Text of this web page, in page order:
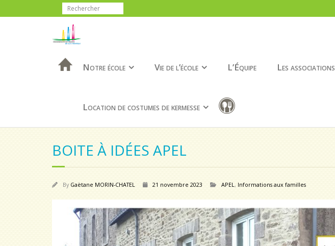
Notre école Vie de l’école L’Équipe Les associations
Location de costumes de kermesse
BOITE À IDÉES APEL
By Gaëtane MORIN-CHATEL 21 novembre 2023 APEL, Informations aux familles